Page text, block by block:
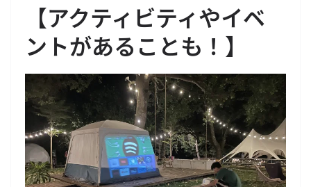
【アクティビティやイベ
ントがあることも！】